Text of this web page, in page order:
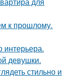
к прошлому.
интерьера.
девушки.
стильно и